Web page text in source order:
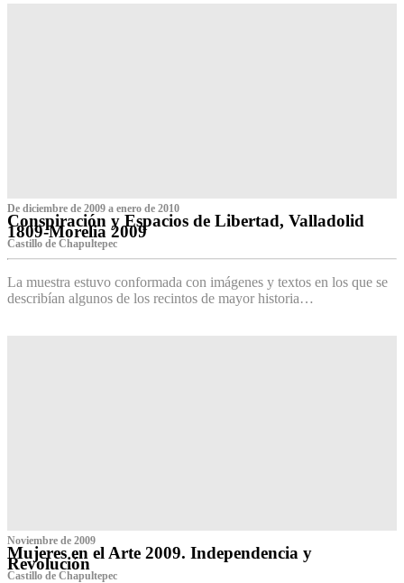
De diciembre de 2009 a enero de 2010
Conspiración y Espacios de Libertad, Valladolid
1809-Morelia 2009
Castillo de Chapultepec
La muestra estuvo conformada con imágenes y textos en los que se
describían algunos de los recintos de mayor historia…
Noviembre de 2009
Mujeres en el Arte 2009. Independencia y
Revolución
Castillo de Chapultepec